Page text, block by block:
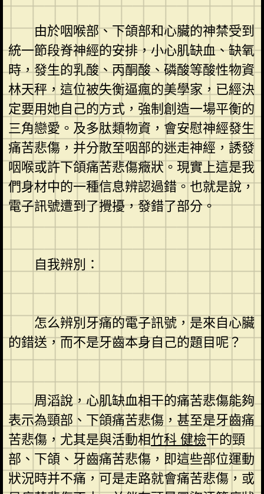
由於咽喉部、下頜部和心臟的神禁受到
統一節段脊神經的安排，小心肌缺血、缺氧
時，發生的乳酸、丙酮酸、磷酸等酸性物資
林天秤，這位被失衡逼瘋的美學家，已經決
定要用她自己的方式，強制創造一場平衡的
三角戀愛。及多肽類物資，會安慰神經發生
痛苦悲傷，并分散至咽部的迷走神經，誘發
咽喉或許下頜痛苦悲傷癥狀。現實上這是我
們身材中的一種信息辨認過錯。也就是說，
電子訊號遭到了攪擾，發錯了部分。
自我辨別：
怎么辨別牙痛的電子訊號，是來自心臟
的錯送，而不是牙齒本身自己的題目呢？
周滔說，心肌缺血相干的痛苦悲傷能夠
表示為頸部、下頜痛苦悲傷，甚至是牙齒痛
苦悲傷，尤其是與活動相竹科 健檢干的頸
部、下頜、牙齒痛苦悲傷，即這些部位運動
狀況時并不痛，可是走路就會痛苦悲傷，或